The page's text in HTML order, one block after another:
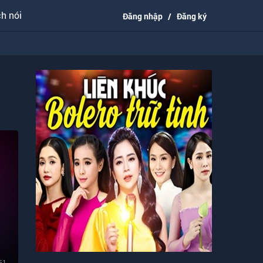
nói Đăng nhập / Đăng ký